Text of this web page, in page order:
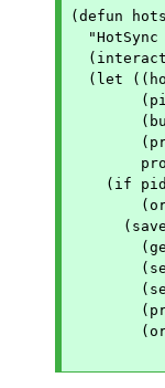
(defun
"HotSync
(let
    (if pid